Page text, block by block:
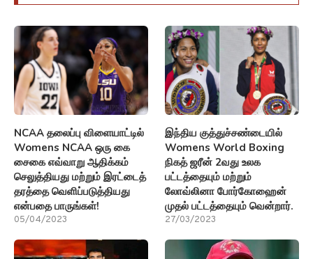
NCAA தலைப்பு விளையாட்டில்
Womens NCAA ஒரு கை
சைகை எவ்வாறு ஆதிக்கம்
செலுத்தியது மற்றும் இரட்டைத்
தரத்தை வெளிப்படுத்தியது
என்பதை பாருங்கள்!
05/04/2023
இந்திய குத்துச்சண்டையில்
Womens World Boxing
நிகத் ஜரீன் 2வது உலக
பட்டத்தையும் மற்றும்
லோவ்லினா போர்கோஹைன்
முதல் பட்டத்தையும் வென்றார்.
27/03/2023